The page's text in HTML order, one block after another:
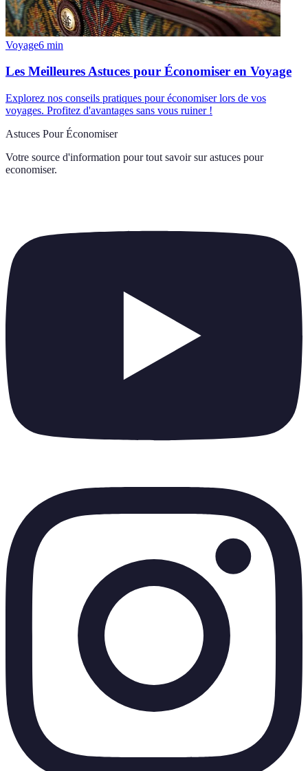
Voyage6 min
Les Meilleures Astuces pour Économiser en Voyage
Explorez nos conseils pratiques pour économiser lors de vos
voyages. Profitez d'avantages sans vous ruiner !
Astuces Pour Économiser
Votre source d'information pour tout savoir sur astuces pour
economiser.